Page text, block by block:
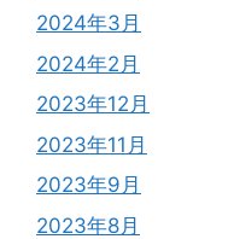
2024年3月
2024年2月
2023年12月
2023年11月
2023年9月
2023年8月